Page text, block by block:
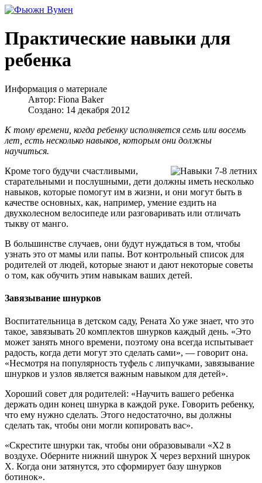
Практические навыки для
ребенка
Информация о материале
Автор: Fiona Baker
Создано: 14 декабря 2012
К тому времени, когда ребенку исполняется семь или восемь
лет, есть несколько навыков, которым они должны
научиться.
Кроме того будучи счастливыми,
старательными и послушными, дети должны иметь несколько
навыков, которые помогут им в жизни, и они могут быть в
качестве основных, как, например, умение ездить на
двухколесном велосипеде или разговаривать или отличать
тыкву от манго.
В большинстве случаев, они будут нуждаться в том, чтобы
узнать это от мамы или папы. Вот контрольный список для
родителей от людей, которые знают и дают некоторые советы
о том, как обучить этим навыкам ваших детей.
Завязывание шнурков
Воспитательница в детском саду, Рената Хо уже знает, что это
такое, завязывать 20 комплектов шнурков каждый день. «Это
может занять много времени, поэтому она всегда испытывает
радость, когда дети могут это сделать сами», — говорит она.
«Несмотря на популярность туфель с липучками, завязывание
шнурков и узлов является важным навыком для детей».
Хороший совет для родителей: «Научить вашего ребенка
держать один конец шнурка в каждой руке. Говорить ребенку,
что ему нужно сделать. Этого недостаточно, вы должны
сделать так, чтобы они могли копировать вас».
«Скрестите шнурки так, чтобы они образовывали «Х2 в
воздухе. Оберните нижний шнурок Х через верхний шнурок
Х. Когда они затянутся, это сформирует базу шнурков
ботинок».